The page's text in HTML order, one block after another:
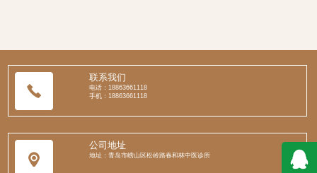
联系我们
电话：18863661118
手机：18863661118
公司地址
地址：青岛市崂山区松岭路春和林中医诊所